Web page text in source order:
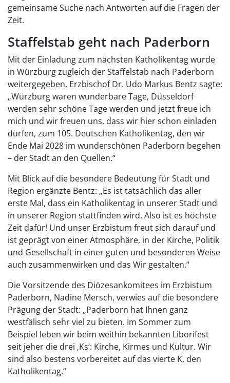
gemeinsame Suche nach Antworten auf die Fragen der
Zeit.
Staffelstab geht nach Paderborn
Mit der Einladung zum nächsten Katholikentag wurde
in Würzburg zugleich der Staffelstab nach Paderborn
weitergegeben. Erzbischof Dr. Udo Markus Bentz sagte:
„Würzburg waren wunderbare Tage, Düsseldorf
werden sehr schöne Tage werden und jetzt freue ich
mich und wir freuen uns, dass wir hier schon einladen
dürfen, zum 105. Deutschen Katholikentag, den wir
Ende Mai 2028 im wunderschönen Paderborn begehen
– der Stadt an den Quellen.“
Mit Blick auf die besondere Bedeutung für Stadt und
Region ergänzte Bentz: „Es ist tatsächlich das aller
erste Mal, dass ein Katholikentag in unserer Stadt und
in unserer Region stattfinden wird. Also ist es höchste
Zeit dafür! Und unser Erzbistum freut sich darauf und
ist geprägt von einer Atmosphäre, in der Kirche, Politik
und Gesellschaft in einer guten und besonderen Weise
auch zusammenwirken und das Wir gestalten.“
Die Vorsitzende des Diözesankomitees im Erzbistum
Paderborn, Nadine Mersch, verwies auf die besondere
Prägung der Stadt: „Paderborn hat Ihnen ganz
westfälisch sehr viel zu bieten. Im Sommer zum
Beispiel leben wir beim weithin bekannten Liborifest
seit jeher die drei ‚Ks‘: Kirche, Kirmes und Kultur. Wir
sind also bestens vorbereitet auf das vierte K, den
Katholikentag.“